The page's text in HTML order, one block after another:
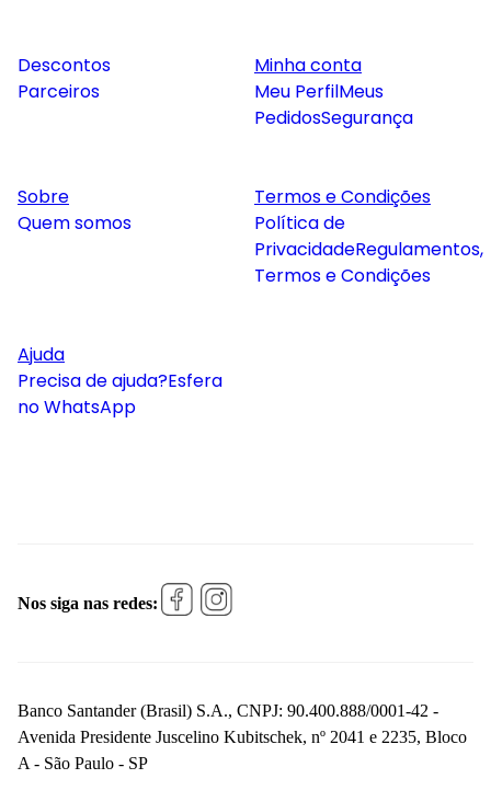
Descontos
Parceiros
Minha conta
Meu PerfilMeus
PedidosSegurança
Sobre
Quem somos
Termos e Condições
Política de
PrivacidadeRegulamentos,
Termos e Condições
Ajuda
Precisa de ajuda?Esfera
no WhatsApp
Nos siga nas redes:
Banco Santander (Brasil) S.A., CNPJ: 90.400.888/0001-42 -
Avenida Presidente Juscelino Kubitschek, nº 2041 e 2235, Bloco
A - São Paulo - SP